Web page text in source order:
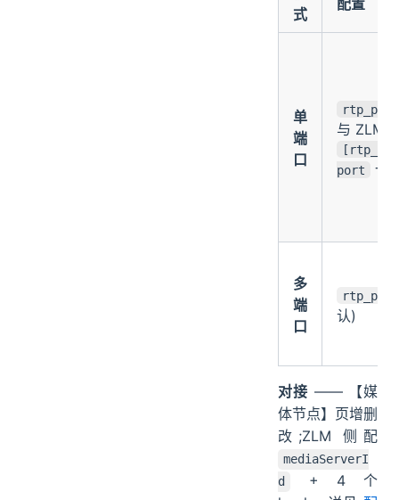
式
配置
单
端
口
与 ZLM
port
一
多
端
口
认)
对接 —— 【媒
体节点】页增删
改;ZLM 侧配
mediaServerI
d
+ 4 个